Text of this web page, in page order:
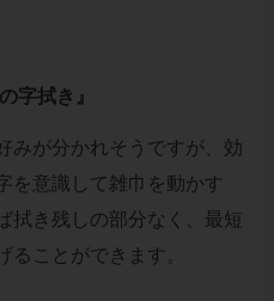
字拭き』
みが分かれそうですが、効
を意識して雑巾を動かす
拭き残しの部分なく、最短
ことができます。